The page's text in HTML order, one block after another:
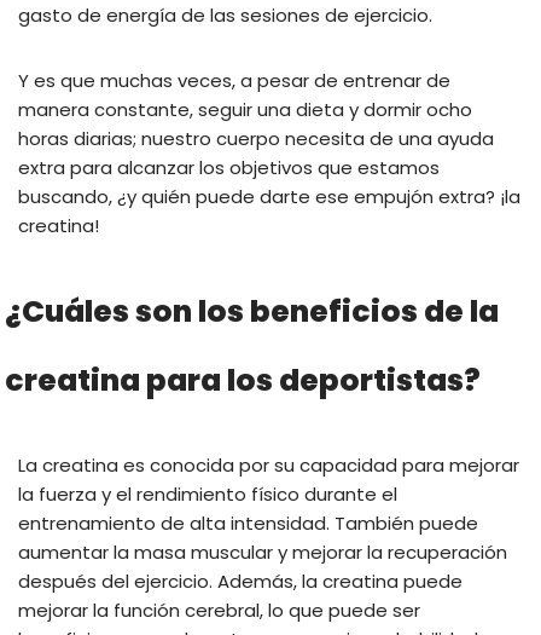
gasto de energía de las sesiones de ejercicio.
Y es que muchas veces, a pesar de entrenar de
manera constante, seguir una dieta y dormir ocho
horas diarias; nuestro cuerpo necesita de una ayuda
extra para alcanzar los objetivos que estamos
buscando, ¿y quién puede darte ese empujón extra? ¡la
creatina!
¿Cuáles son los beneficios de la
creatina para los deportistas?
La creatina es conocida por su capacidad para mejorar
la fuerza y el rendimiento físico durante el
entrenamiento de alta intensidad. También puede
aumentar la masa muscular y mejorar la recuperación
después del ejercicio. Además, la creatina puede
mejorar la función cerebral, lo que puede ser